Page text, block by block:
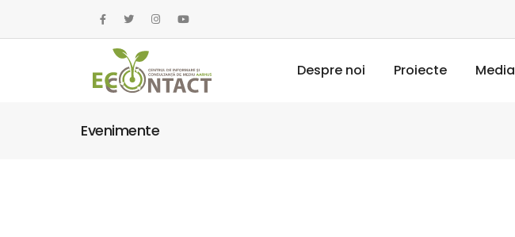
Despre noi Proiecte Media
Evenimente